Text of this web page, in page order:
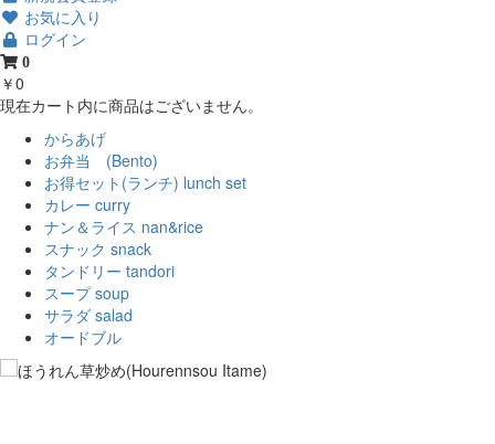
お気に入り
ログイン
0
￥0
現在カート内に商品はございません。
からあげ
お弁当 (Bento)
お得セット(ランチ) lunch set
カレー curry
ナン＆ライス nan&rice
スナック snack
タンドリー tandori
スープ soup
サラダ salad
オードブル